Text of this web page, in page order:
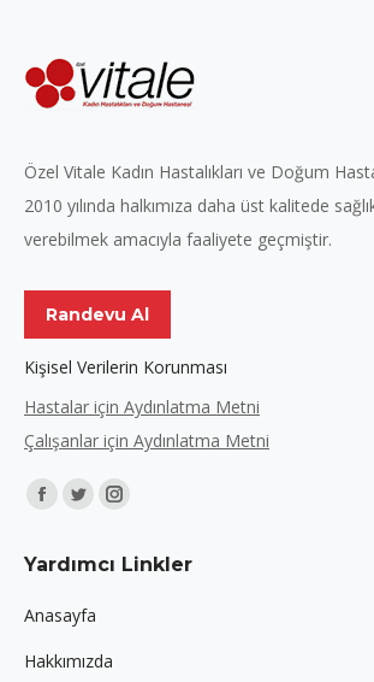
Özel Vitale Kadın Hastalıkları ve Doğum
2010 yılında halkımıza daha üst kalitede
verebilmek amacıyla faaliyete geçmiştir.
Randevu Al
Kişisel Verilerin Korunması
Hastalar için Aydınlatma Metni
Çalışanlar için Aydınlatma Metni
Find us on:
Facebook
opens
new
window
Twitter
opens
new
window
Instagram
opens
Yardımcı Linkler
Anasayfa
Hakkımızda